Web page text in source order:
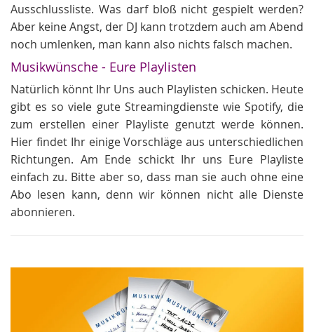
Ausschlussliste. Was darf bloß nicht gespielt werden?
Aber keine Angst, der DJ kann trotzdem auch am Abend
noch umlenken, man kann also nichts falsch machen.
Musikwünsche - Eure Playlisten
Natürlich könnt Ihr Uns auch Playlisten schicken. Heute
gibt es so viele gute Streamingdienste wie Spotify, die
zum erstellen einer Playliste genutzt werde können.
Hier findet Ihr einige Vorschläge aus unterschiedlichen
Richtungen. Am Ende schickt Ihr uns Eure Playliste
einfach zu. Bitte aber so, dass man sie auch ohne eine
Abo lesen kann, denn wir können nicht alle Dienste
abonnieren.